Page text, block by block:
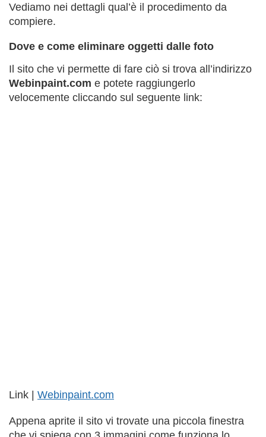
Vediamo nei dettagli qual’è il procedimento da
compiere.
Dove e come eliminare oggetti dalle foto
Il sito che vi permette di fare ciò si trova all’indirizzo
Webinpaint.com e potete raggiungerlo
velocemente cliccando sul seguente link:
Link | Webinpaint.com
Appena aprite il sito vi trovate una piccola finestra